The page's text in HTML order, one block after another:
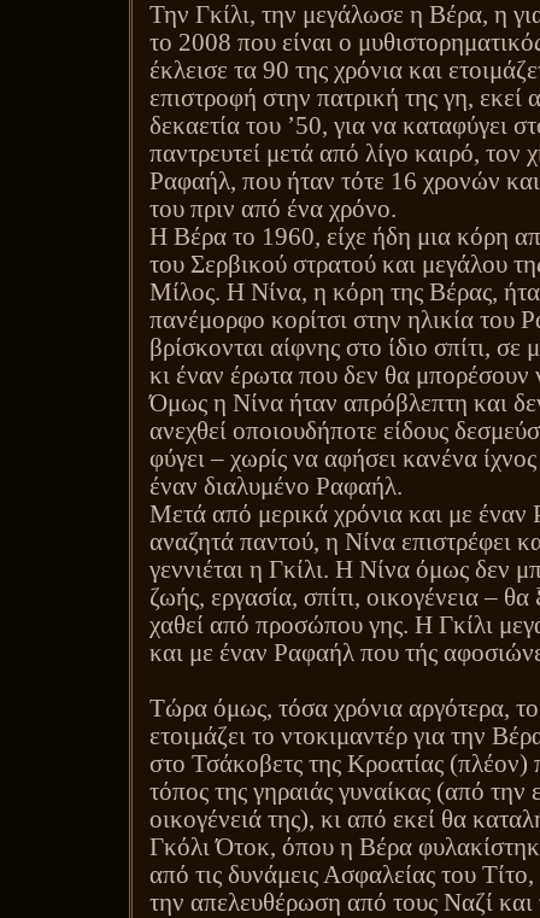
Την Γκίλι, την μεγάλωσε η Βέρα, η
το 2008 που είναι ο
έκλεισε τα 90 της χρόνια και
επιστροφή στην πατρική της γη, εκεί
δεκαετία του ’50, για να καταφύγει
παντρευτεί μετά από λίγο καιρό, τον
Ραφαήλ, που ήταν τότε 16 χρονών και
του πριν από ένα χρόνο.
Η Βέρα το 1960, είχε ήδη μια κόρη
του Σερβικού στρατού και μεγάλου
Μίλος. Η Νίνα, η κόρη της Βέρας,
πανέμορφο κορίτσι στην ηλικία του
βρίσκονται αίφνης στο ίδιο σπίτι,
κι έναν έρωτα που δεν θα μπορέσουν
Όμως η Νίνα ήταν απρόβλεπτη και
ανεχθεί οποιουδήποτε είδους
φύγει – χωρίς να αφήσει κανένα
έναν διαλυμένο Ραφαήλ.
Μετά από μερικά χρόνια και με έναν
αναζητά παντού, η Νίνα επιστρέφει
γεννιέται η Γκίλι. Η Νίνα όμως δεν
ζωής, εργασία, σπίτι, οικογένεια – θα
χαθεί από προσώπου γης. Η Γκίλι
και με έναν Ραφαήλ που τής
Τώρα όμως, τόσα χρόνια αργότερα,
ετοιμάζει το ντοκιμαντέρ για την
στο Τσάκοβετς της Κροατίας (πλέον)
τόπος της γηραιάς γυναίκας (από την
οικογένειά της), κι από εκεί θα
Γκόλι Ότοκ, όπου η Βέρα
από τις δυνάμεις Ασφαλείας του
την απελευθέρωση από τους Ναζί